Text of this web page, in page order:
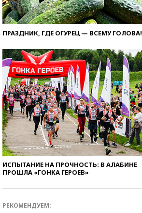
ПРАЗДНИК, ГДЕ ОГУРЕЦ — ВСЕМУ ГОЛОВА!
ИСПЫТАНИЕ НА ПРОЧНОСТЬ: В АЛАБИНЕ
ПРОШЛА «ГОНКА ГЕРОЕВ»
РЕКОМЕНДУЕМ: